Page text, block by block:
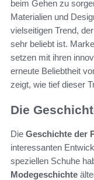
beim Gehen zu
Materialien und
vielseitigen Trend,
sehr beliebt ist.
setzen mit ihren
erneute Beliebtheit
zeigt, wie tief dieser
Die
Die Geschichte der
interessanten
speziellen Schuhe
Modegeschichte